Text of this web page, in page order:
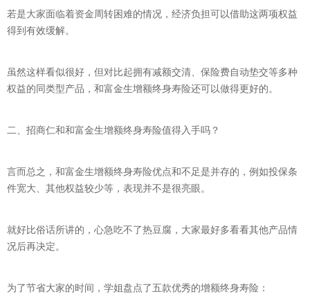
若是大家面临着资金周转困难的情况，经济负担可以借助这两项权益
得到有效缓解。
虽然这样看似很好，但对比起拥有减额交清、保险费自动垫交等多种
权益的同类型产品，和富金生增额终身寿险还可以做得更好的。
二、招商仁和和富金生增额终身寿险值得入手吗？
言而总之，和富金生增额终身寿险优点和不足是并存的，例如投保条
件宽大、其他权益较少等，表现并不是很亮眼。
就好比俗话所讲的，心急吃不了热豆腐，大家最好多看看其他产品情
况后再决定。
为了节省大家的时间，学姐盘点了五款优秀的增额终身寿险：